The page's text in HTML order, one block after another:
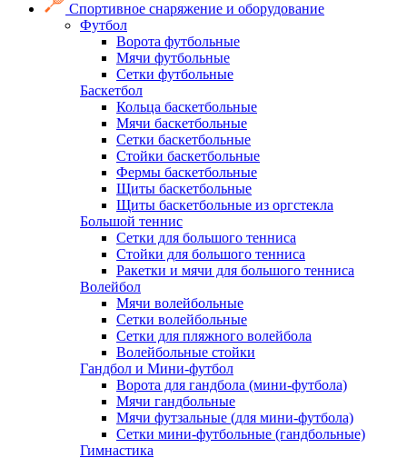
Спортивное снаряжение и оборудование
Футбол
Ворота футбольные
Мячи футбольные
Сетки футбольные
Баскетбол
Кольца баскетбольные
Мячи баскетбольные
Сетки баскетбольные
Стойки баскетбольные
Фермы баскетбольные
Щиты баскетбольные
Щиты баскетбольные из оргстекла
Большой теннис
Сетки для большого тенниса
Стойки для большого тенниса
Ракетки и мячи для большого тенниса
Волейбол
Мячи волейбольные
Сетки волейбольные
Сетки для пляжного волейбола
Волейбольные стойки
Гандбол и Мини-футбол
Ворота для гандбола (мини-футбола)
Мячи гандбольные
Мячи футзальные (для мини-футбола)
Сетки мини-футбольные (гандбольные)
Гимнастика